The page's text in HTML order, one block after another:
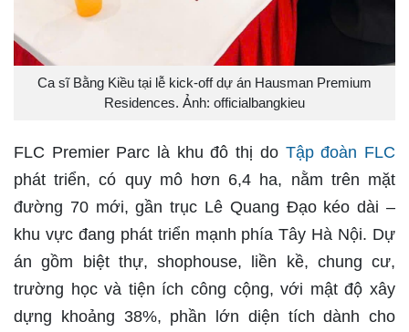
Ca sĩ Bằng Kiều tại lễ kick-off dự án Hausman Premium
Residences. Ảnh: officialbangkieu
FLC Premier Parc là khu đô thị do Tập đoàn FLC
phát triển, có quy mô hơn 6,4 ha, nằm trên mặt
đường 70 mới, gần trục Lê Quang Đạo kéo dài –
khu vực đang phát triển mạnh phía Tây Hà Nội. Dự
án gồm biệt thự, shophouse, liền kề, chung cư,
trường học và tiện ích công cộng, với mật độ xây
dựng khoảng 38%, phần lớn diện tích dành cho